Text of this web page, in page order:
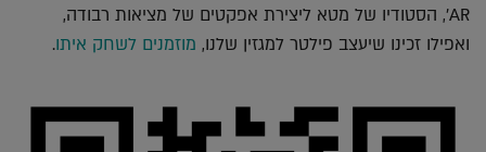
AR', הסטודיו של מטא ליצירת אפקטים של מציאות רבודה,
ואפילו זכינו שיעצב פילטר למגזין שלנו, מוזמנים לשחק איתו.